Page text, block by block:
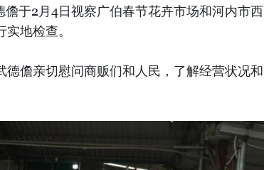
于2月4日视察广伯春节花卉市场和河内市西
地检查。
儋亲切慰问商贩们和人民，了解经营状况和